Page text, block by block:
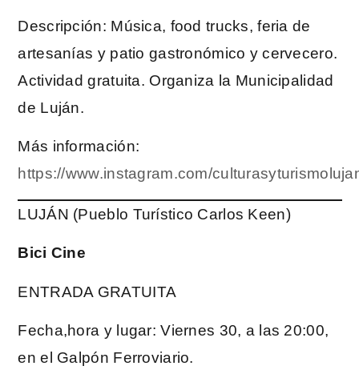
Descripción: Música, food trucks, feria de
artesanías y patio gastronómico y cervecero.
Actividad gratuita. Organiza la Municipalidad
de Luján.
Más información:
https://www.instagram.com/
LUJÁN (Pueblo Turístico Carlos Keen)
Bici Cine
ENTRADA GRATUITA
Fecha,hora y lugar: Viernes 30, a las 20:00,
en el Galpón Ferroviario.